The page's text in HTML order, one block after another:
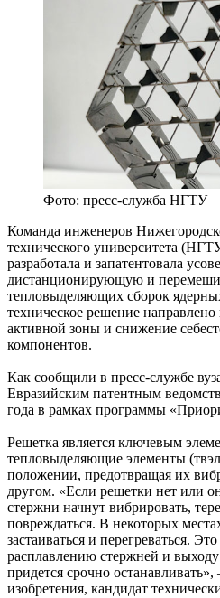
Фото: пресс-служба НГТУ
Команда инженеров
технического университета
разработала и запатентовала
дистанционирующую и
тепловыделяющих сборок
техническое решение
активной зоны и снижение
компонентов.
Как сообщили в пресс-службе
Евразийским патентным
года в рамках программы
Решетка является ключевым
тепловыделяющие элементы
положении, предотвращая их
другом. «Если решетки нет или
стержни начнут вибрировать,
повреждаться. В некоторых
застаиваться и перегреваться.
расплавлению стержней и
придется срочно
изобретения, кандидат